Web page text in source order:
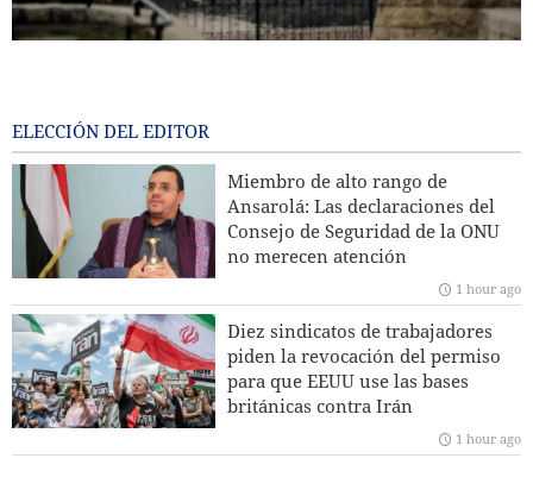
Ministro de Defensa de Pakistán: La unidad entre los países
islámicos contra el régimen sionista es esencial
Portavoz del Cuerpo de Guardianes de Irán: La reapertura
del estrecho de Ormuz está sujeta a la aceptación de
Araqchi a los vecinos: Ha llegado el momento de la
autosuficiencia y la verdadera hermandad
Publicación estadounidense: Irán ha calado el farol de
ELECCIÓN DEL EDITOR
Miembro de alto rango de
Ansarolá: Las declaraciones del
Consejo de Seguridad de la ONU
no merecen atención
1 hour ago
Diez sindicatos de trabajadores
piden la revocación del permiso
para que EEUU use las bases
británicas contra Irán
1 hour ago